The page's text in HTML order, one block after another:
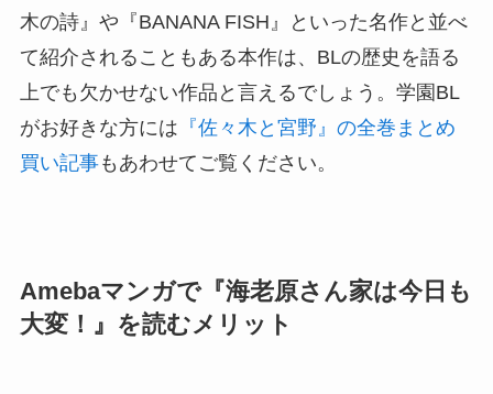
木の詩』や『BANANA FISH』といった名作と並べ
て紹介されることもある本作は、BLの歴史を語る
上でも欠かせない作品と言えるでしょう。学園BL
がお好きな方には 『佐々木と宮野』の全巻まとめ
買い記事もあわせてご覧ください。
Amebaマンガで『海老原さん家は今日も
大変！』を読むメリット